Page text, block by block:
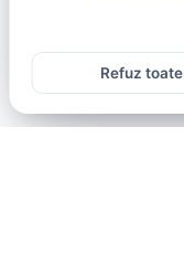
Refuz toate